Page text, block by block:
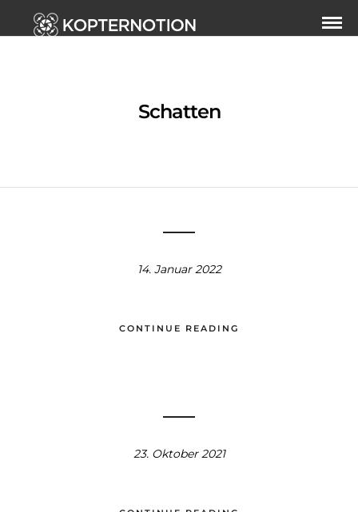
Schatten
14. Januar 2022
CONTINUE READING
23. Oktober 2021